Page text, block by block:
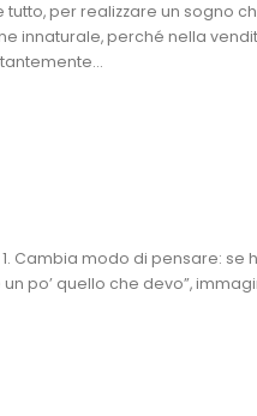
per realizzare un sogno
innaturale, perché nella
Cambia modo di pensare: se
po’ quello che devo”,